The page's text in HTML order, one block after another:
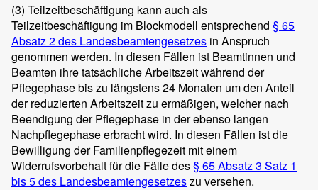
(3) Teilzeitbeschäftigung kann auch als
Teilzeitbeschäftigung im Blockmodell entsprechend § 65
Absatz 2 des Landesbeamtengesetzes in Anspruch
genommen werden. In diesen Fällen ist Beamtinnen und
Beamten ihre tatsächliche Arbeitszeit während der
Pflegephase bis zu längstens 24 Monaten um den Anteil
der reduzierten Arbeitszeit zu ermäßigen, welcher nach
Beendigung der Pflegephase in der ebenso langen
Nachpflegephase erbracht wird. In diesen Fällen ist die
Bewilligung der Familienpflegezeit mit einem
Widerrufsvorbehalt für die Fälle des§ 65 Absatz 3 Satz 1
bis 5 des Landesbeamtengesetzeszu versehen.